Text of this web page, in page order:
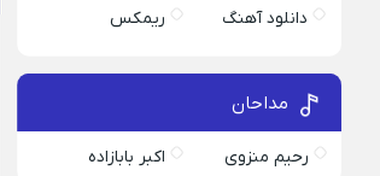
دانلود آهنگ
ریمکس
مداحان
رحیم منزوی اکبر بابازاده